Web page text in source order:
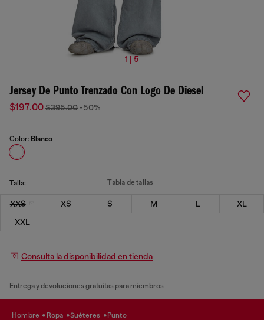
1 | 5
Jersey De Punto Trenzado Con Logo De Diesel
$197.00$395.00 -50%
Color: Blanco
Talla: Tabla de tallas
XXS XS S M L
XL
XXL
Consulta la disponibilidad en tienda
Entrega y devoluciones gratuitas para miembros
hombre ropa suéteres punto